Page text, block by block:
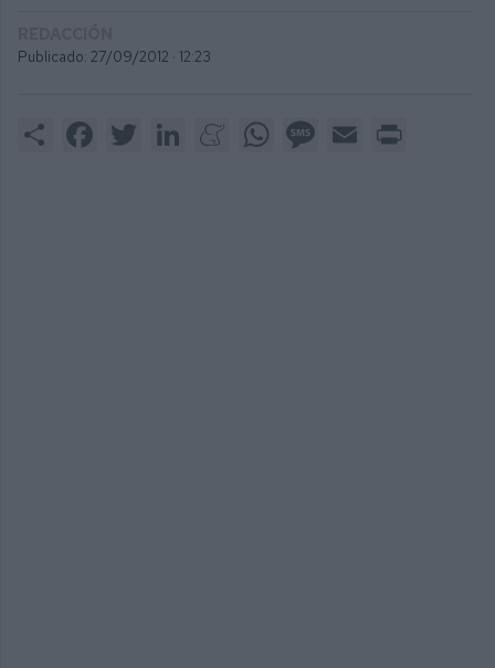
Publicado: 27/09/2012 · 12:23
Share FacebookTwitter LinkedInMeneameWhatsAppMessage
Email